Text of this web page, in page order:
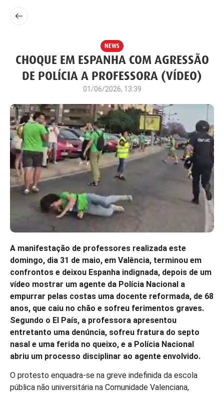
NEWS
CHOQUE EM ESPANHA COM AGRESSÃO
DE POLÍCIA A PROFESSORA (VÍDEO)
01/06/2026, 13:39
A manifestação de professores realizada este
domingo, dia 31 de maio, em Valência, terminou em
confrontos e deixou Espanha indignada, depois de um
vídeo mostrar um agente da Polícia Nacional a
empurrar pelas costas uma docente reformada, de 68
anos, que caiu no chão e sofreu ferimentos graves.
Segundo o El País, a professora apresentou
entretanto uma denúncia, sofreu fratura do septo
nasal e uma ferida no queixo, e a Polícia Nacional
abriu um processo disciplinar ao agente envolvido.
O protesto enquadra-se na greve indefinida da escola
pública não universitária na Comunidade Valenciana,